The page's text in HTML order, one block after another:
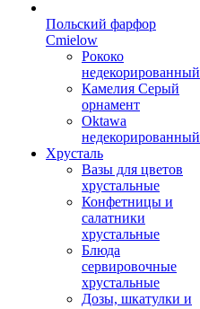
Польский фарфор
Сmielow
Рококо
недекорированный
Камелия Серый
орнамент
Oktawa
недекорированный
Хрусталь
Вазы для цветов
хрустальные
Конфетницы и
салатники
хрустальные
Блюда
сервировочные
хрустальные
Дозы, шкатулки и